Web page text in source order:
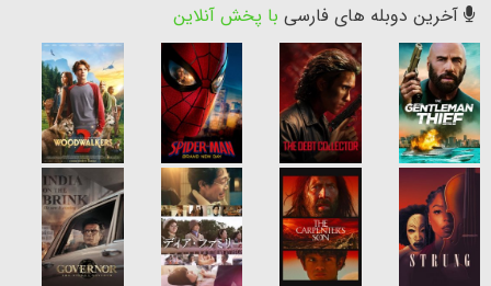
آخرین دوبله های فارسی با پخش آنلاین